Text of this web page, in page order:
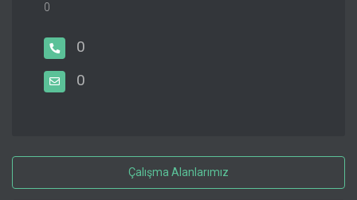
0
0
0
Çalışma Alanlarımız